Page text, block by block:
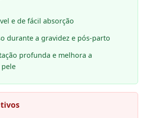
e de fácil absorção
durante a gravidez e pós-parto
profunda e melhora a